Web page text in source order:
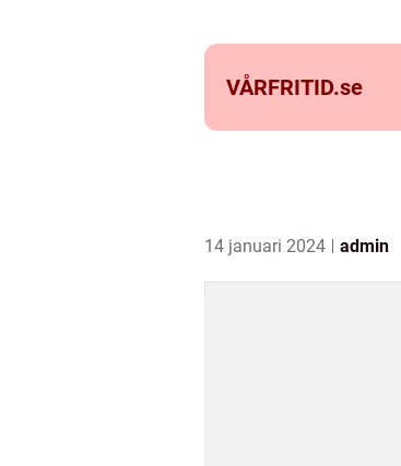
VÅRFRITID.se
14 januari 2024 admin